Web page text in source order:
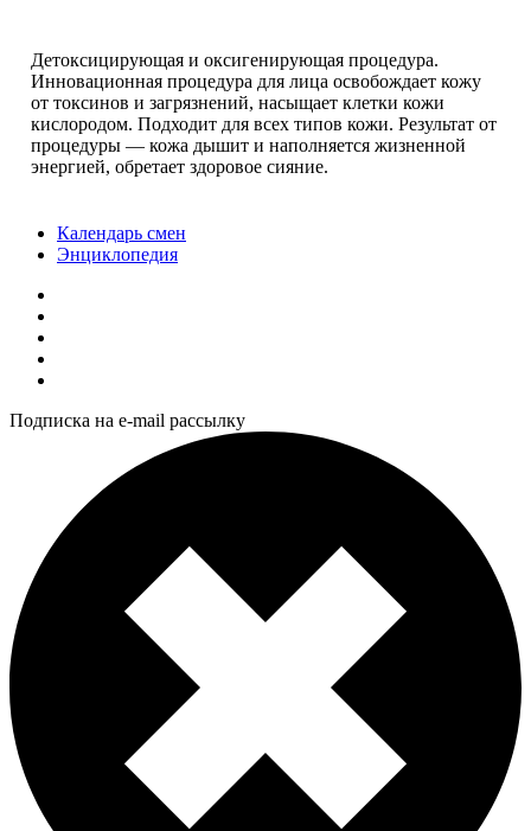
Детоксицирующая и оксигенирующая процедура.
Инновационная процедура для лица освобождает кожу
от токсинов и загрязнений, насыщает клетки кожи
кислородом. Подходит для всех типов кожи. Результат от
процедуры — кожа дышит и наполняется жизненной
энергией, обретает здоровое сияние.
Календарь смен
Энциклопедия
Подписка на e-mail рассылку